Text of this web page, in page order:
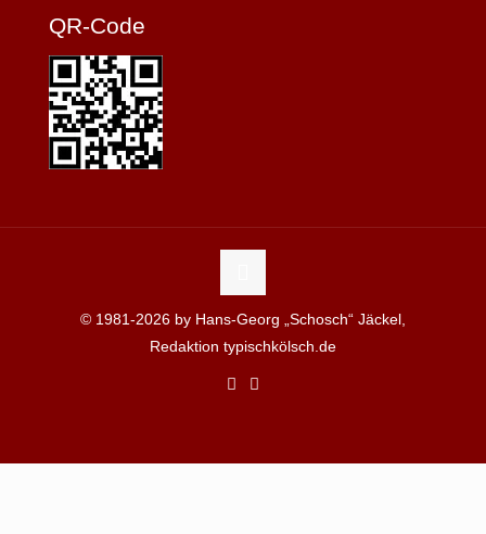
QR-Code
© 1981-2026 by Hans-Georg „Schosch“ Jäckel,
Redaktion typischkölsch.de